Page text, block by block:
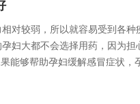
较弱，所以就容易受到各种
妇大都不会选择用药，因为担
能够帮助孕妇缓解感冒症状，